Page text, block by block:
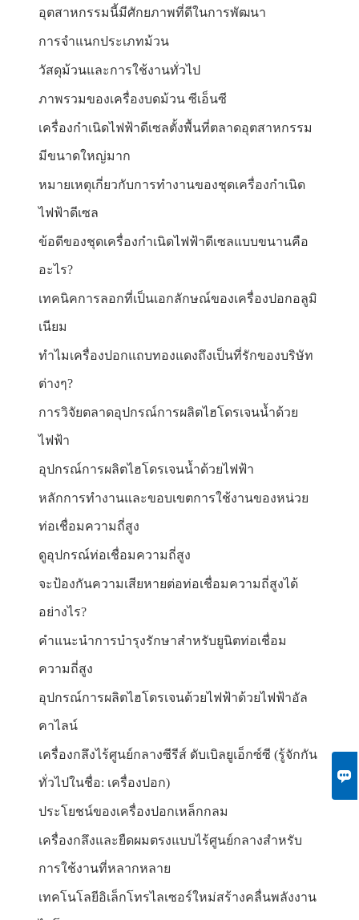

อุตสาหกรรมนี้มีศักยภาพที่ดีในการพัฒนา
การจำแนกประเภทม้วน
วัสดุม้วนและการใช้งานทั่วไป
ภาพรวมของเครื่องบดม้วน ซีเอ็นซี
เครื่องกำเนิดไฟฟ้าดีเซลตั้งพื้นที่ตลาดอุตสาหกรรม
มีขนาดใหญ่มาก
หมายเหตุเกี่ยวกับการทำงานของชุดเครื่องกำเนิด
ไฟฟ้าดีเซล
ข้อดีของชุดเครื่องกำเนิดไฟฟ้าดีเซลแบบขนานคือ
อะไร?
เทคนิคการลอกที่เป็นเอกลักษณ์ของเครื่องปอกอลูมิ
เนียม
ทำไมเครื่องปอกแถบทองแดงถึงเป็นที่รักของบริษัท
ต่างๆ?
การวิจัยตลาดอุปกรณ์การผลิตไฮโดรเจนน้ำด้วย
ไฟฟ้า
อุปกรณ์การผลิตไฮโดรเจนน้ำด้วยไฟฟ้า
หลักการทำงานและขอบเขตการใช้งานของหน่วย
ท่อเชื่อมความถี่สูง
ดูอุปกรณ์ท่อเชื่อมความถี่สูง
จะป้องกันความเสียหายต่อท่อเชื่อมความถี่สูงได้
อย่างไร?
คำแนะนำการบำรุงรักษาสำหรับยูนิตท่อเชื่อม
ความถี่สูง
อุปกรณ์การผลิตไฮโดรเจนด้วยไฟฟ้าด้วยไฟฟ้าอัล
คาไลน์
เครื่องกลึงไร้ศูนย์กลางซีรีส์ ดับเบิลยูเอ็กซ์ซี (รู้จักกัน
ทั่วไปในชื่อ: เครื่องปอก)
ประโยชน์ของเครื่องปอกเหล็กกลม
เครื่องกลึงและยืดผมตรงแบบไร้ศูนย์กลางสำหรับ
การใช้งานที่หลากหลาย
เทคโนโลยีอิเล็กโทรไลเซอร์ใหม่สร้างคลื่นพลังงาน